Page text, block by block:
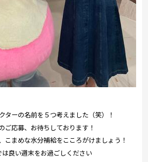
ターの名前を５つ考えました（笑）！
ご応募、お待ちしております！
こまめな水分補給をこころがけましょう！
は良い週末をお過ごしください